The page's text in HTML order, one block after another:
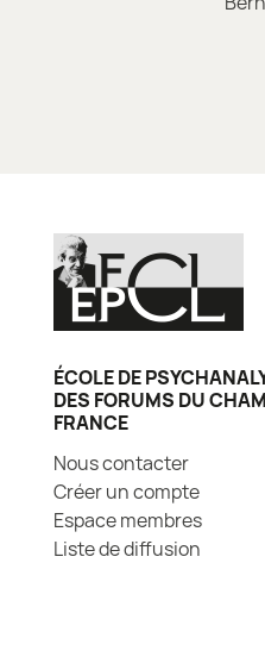
ÉCOLE DE
DES FORUMS DU
FRANCE
Nous contacter
Créer un compte
Espace membres
Liste de diffusion